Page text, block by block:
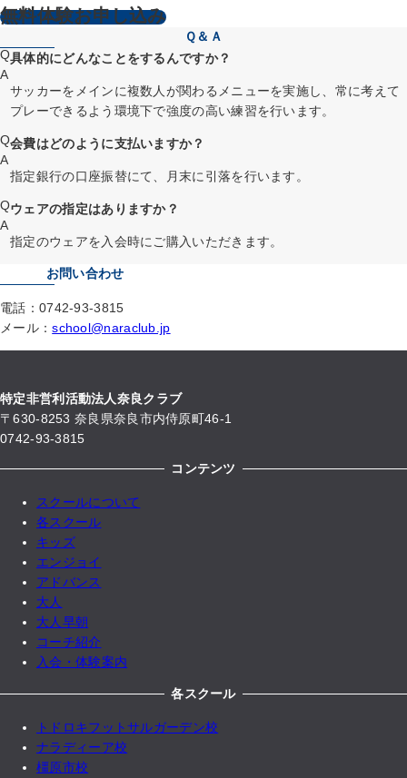
無料体験お申し込み
Ｑ＆Ａ
Q具体的にどんなことをするんですか？
A
サッカーをメインに複数人が関わるメニューを実施し、常に考えて
プレーできるよう環境下で強度の高い練習を行います。
Q会費はどのように支払いますか？
A
指定銀行の口座振替にて、月末に引落を行います。
Qウェアの指定はありますか？
A
指定のウェアを入会時にご購入いただきます。
お問い合わせ
電話：0742-93-3815
メール：school@naraclub.jp
特定非営利活動法人奈良クラブ
〒630-8253 奈良県奈良市内侍原町46-1
0742-93-3815
コンテンツ
スクールについて
各スクール
キッズ
エンジョイ
アドバンス
大人
大人早朝
コーチ紹介
入会・体験案内
各スクール
トドロキフットサルガーデン校
ナラディーア校
橿原市校